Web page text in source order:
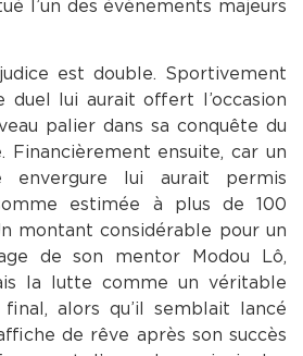
l’un des évènements majeurs
est double. Sportivement
duel lui aurait offert l’occasion
palier dans sa conquête du
Financièrement ensuite, car un
lui aurait permis
estimée à plus de 100
montant considérable pour un
de son mentor Modou Lô,
la lutte comme un véritable
final, alors qu’il semblait lancé
de rêve après son succès